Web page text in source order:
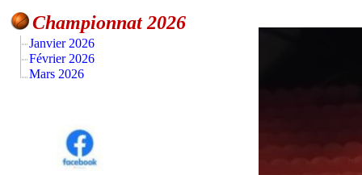
Championnat 2026
Janvier 2026
Février 2026
Mars 2026